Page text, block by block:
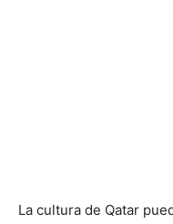
La cultura de Qatar